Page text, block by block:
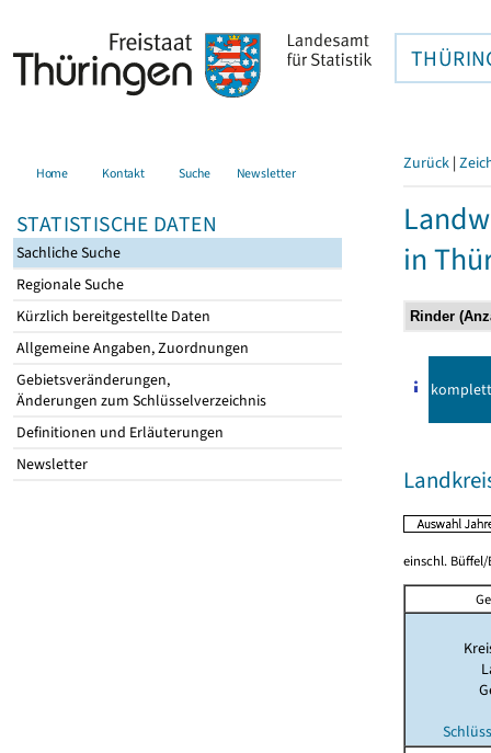
Home Kontakt Suche Newsletter
STATISTISCHE DATEN
Sachliche Suche
Regionale Suche
Kürzlich bereitgestellte Daten
Allgemeine Angaben, Zuordnungen
Gebietsveränderungen,
Änderungen zum Schlüsselverzeichnis
Definitionen und Erläuterungen
Newsletter
Zurück |
in
komplett
einschl. Büffel/